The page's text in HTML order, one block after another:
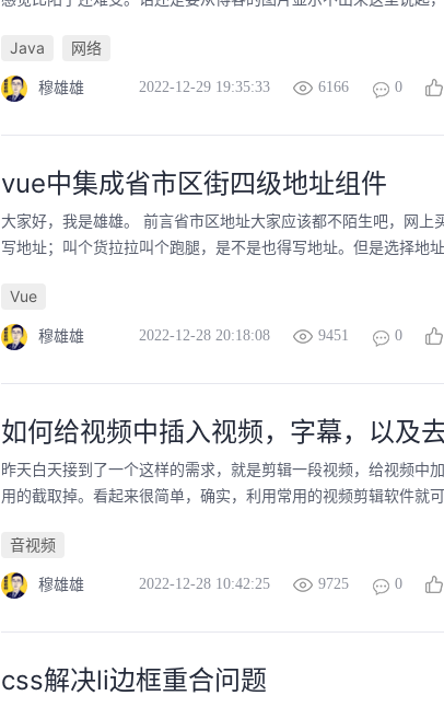
Java 网络
穆雄雄 2022-12-29 19:35:33 6166 0
vue中集成省市区街四级地址组件
大家好，我是雄雄。 前言省市区地址大家应该都不陌生吧，网上
写地址；叫个货拉拉叫个跑腿，是不是也得写地址。但是选择地
Vue
穆雄雄 2022-12-28 20:18:08 9451 0
如何给视频中插入视频，字幕，以及
昨天白天接到了一个这样的需求，就是剪辑一段视频，给视频中
用的截取掉。看起来很简单，确实，利用常用的视频剪辑软件就
音视频
穆雄雄 2022-12-28 10:42:25 9725 0
css解决li边框重合问题